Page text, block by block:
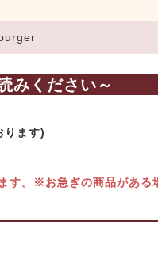
みください～
ります)
す。※お急ぎの商品がある